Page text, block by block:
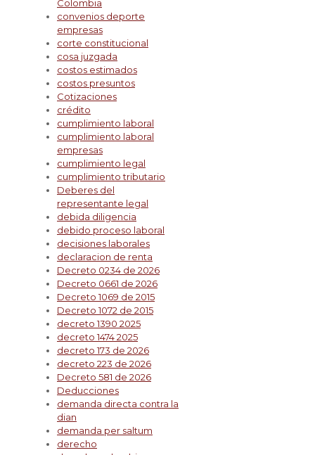
Colombia
convenios deporte
empresas
corte constitucional
cosa juzgada
costos estimados
costos presuntos
Cotizaciones
crédito
cumplimiento laboral
cumplimiento laboral
empresas
cumplimiento legal
cumplimiento tributario
Deberes del
representante legal
debida diligencia
debido proceso laboral
decisiones laborales
declaracion de renta
Decreto 0234 de 2026
Decreto 0661 de 2026
Decreto 1069 de 2015
Decreto 1072 de 2015
decreto 1390 2025
decreto 1474 2025
decreto 173 de 2026
decreto 223 de 2026
Decreto 581 de 2026
Deducciones
demanda directa contra la
dian
demanda per saltum
derecho